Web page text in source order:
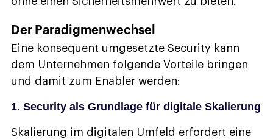
Der Paradigmenwechsel
Eine konsequent umgesetzte Security kann
dem Unternehmen folgende Vorteile bringen
und damit zum Enabler werden:
1. Security als Grundlage für digitale Skalierung
Skalierung im digitalen Umfeld erfordert eine